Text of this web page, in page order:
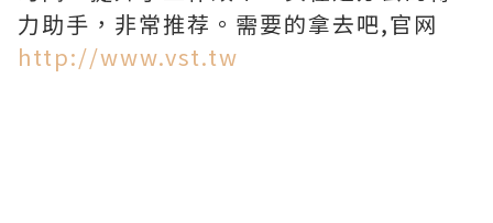
力助手，非常推荐。需要的拿去吧,官网
http://www.vst.tw